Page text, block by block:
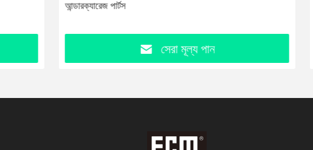
আন্ডারক্যারেজ পার্টস
সেরা মূল্য পান